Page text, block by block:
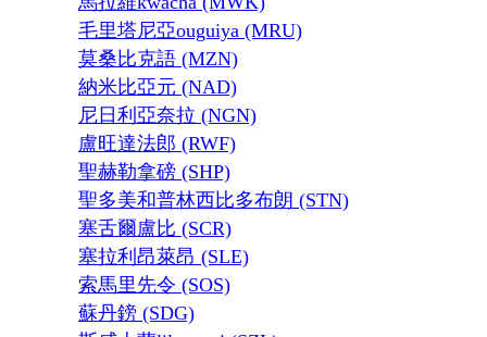
毛里塔尼亞ouguiya (MRU)
莫桑比克語 (MZN)
納米比亞元 (NAD)
尼日利亞奈拉 (NGN)
盧旺達法郎 (RWF)
聖赫勒拿磅 (SHP)
聖多美和普林西比多布朗 (STN)
塞舌爾盧比 (SCR)
塞拉利昂萊昂 (SLE)
索馬里先令 (SOS)
蘇丹鎊 (SDG)